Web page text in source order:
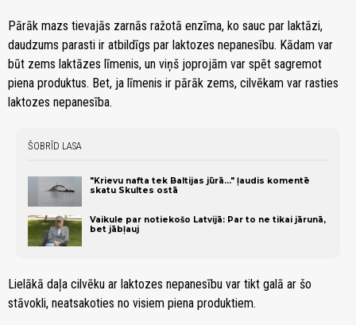
Pārāk mazs tievajās zarnās ražotā enzīma, ko sauc par laktāzi,
daudzums parasti ir atbildīgs par laktozes nepanesību. Kādam var
būt zems laktāzes līmenis, un viņš joprojām var spēt sagremot
piena produktus. Bet, ja līmenis ir pārāk zems, cilvēkam var rasties
laktozes nepanesība.
ŠOBRĪD LASA
"Krievu nafta tek Baltijas jūrā..." ļaudis komentē
skatu Skultes ostā
Vaikule par notiekošo Latvijā: Par to ne tikai jārunā,
bet jābļauj
Lielākā daļa cilvēku ar laktozes nepanesību var tikt galā ar šo
stāvokli, neatsakoties no visiem piena produktiem.